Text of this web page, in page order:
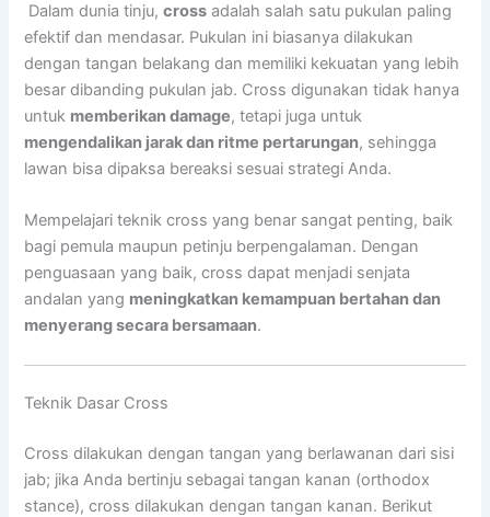
Dalam dunia tinju,cross adalah salah satu pukulan paling
efektif dan mendasar. Pukulan ini biasanya dilakukan
dengan tangan belakang dan memiliki kekuatan yang lebih
besar dibanding pukulan jab. Cross digunakan tidak hanya
untuk memberikan damage, tetapi juga untuk
mengendalikan jarak dan ritme pertarungan, sehingga
lawan bisa dipaksa bereaksi sesuai strategi Anda.
Mempelajari teknik cross yang benar sangat penting, baik
bagi pemula maupun petinju berpengalaman. Dengan
penguasaan yang baik, cross dapat menjadi senjata
andalan yang meningkatkan kemampuan bertahan dan
menyerang secara bersamaan.
Teknik Dasar Cross
Cross dilakukan dengan tangan yang berlawanan dari sisi
jab; jika Anda bertinju sebagai tangan kanan (orthodox
stance), cross dilakukan dengan tangan kanan. Berikut